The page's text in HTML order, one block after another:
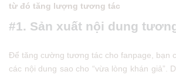
từ đó tăng lượng tương tác
#1. Sản xuất nội dung
Để tăng cường tương tác cho fanpage, bạn
các nội dung sao cho “vừa lòng khán giả”.